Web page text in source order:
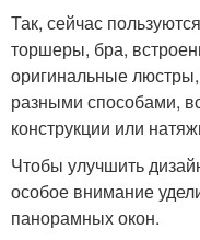
Так, сейчас
торшеры, бра,
оригинальные
разными способами,
конструкции или
Чтобы улучшить
особое внимание
панорамных окон.